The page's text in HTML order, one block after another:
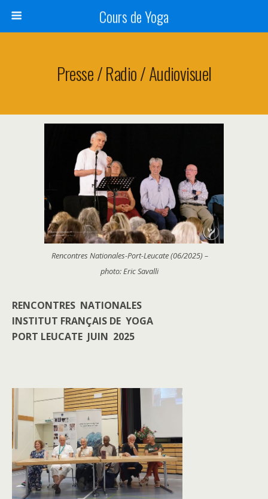
Cours de Yoga
Presse / Radio / Audiovisuel
Rencontres Nationales-Port-Leucate (06/2025) –
photo: Eric Savalli
RENCONTRES NATIONALES
INSTITUT FRANÇAIS DE YOGA
PORT LEUCATE JUIN 2025